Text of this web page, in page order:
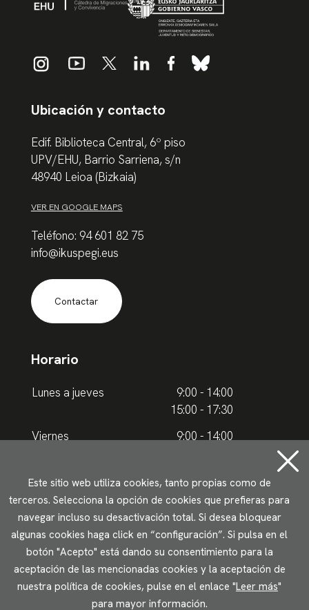
Ubicación y contacto
Edif. Biblioteca Central, 6º piso
UPV/EHU, Barrio Sarriena, s/n
48940 Leioa (Bizkaia)
VER EN GOOGLE MAPS
Teléfono: 94 601 82 75
info@ikuspegi.eus
Contactar
Horario
Lunes a jueves
9:00 - 14:00
15:00 - 17:30
Viernes
9:00 - 14:00
Horario de verano
Lunes a jueves
9.00 - 15.00
Viernes
9:00 - 14:00
Aviso legal Política de privacidad
Uso de cookies
Accesibilidad
Este sitio web utiliza cookies, tanto propias como de
terceros. Selecciona la opción de cookies que prefieras para
navegar incluso su desactivación total. Si desea bloquear
algunas cookies haga click en “configuración”. Si pulsa en el
botón "Acepto" está dando su consentimiento para la
aceptación de las mencionadas cookies y la aceptación de
nuestra política de cookies, pulse en el enlace "Leer más"
para mayor información.